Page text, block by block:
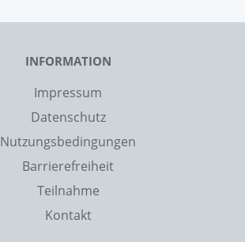
INFORMATION
Impressum
Datenschutz
Nutzungsbedingungen
Barrierefreiheit
Teilnahme
Kontakt